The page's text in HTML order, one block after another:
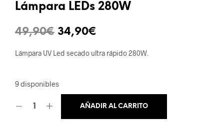
Lámpara LEDs 280W
49,90€ El
precio
era:
49,90€.
34,90€
precio
34,90€.
Lámpara UV Led secado ultra rápido 280W.
9 disponibles
AÑADIR AL CARRITO